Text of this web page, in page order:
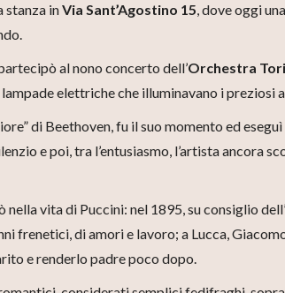
stanza inVia Sant’Agostino 15, dove oggi
al nono concerto dell’Orchestra
elettriche che illuminavano i
di Beethoven, fu il suo momento ed eseguì
e poi, tra l’entusiasmo, l’artista ancora
vita di Puccini: nel 1895, su consiglio
frenetici, di amori e lavoro; a Lucca,
e renderlo padre poco dopo.